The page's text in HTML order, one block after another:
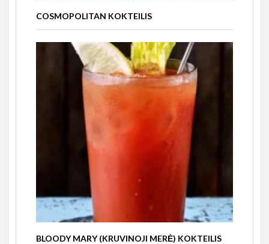
COSMOPOLITAN KOKTEILIS
BLOODY MARY (KRUVINOJI MERĖ) KOKTEILIS